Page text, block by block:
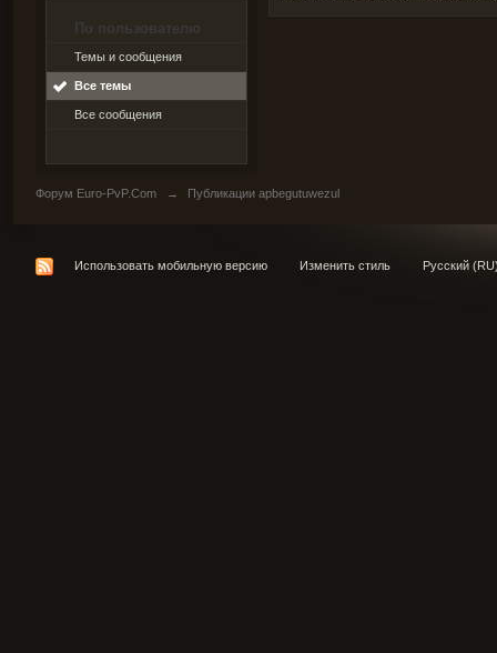
По пользователю
Темы и сообщения
Все темы
Все сообщения
Форум Euro-PvP.Com → Публикации apbegutuwezul
Использовать мобильную версию Изменить стиль Русский